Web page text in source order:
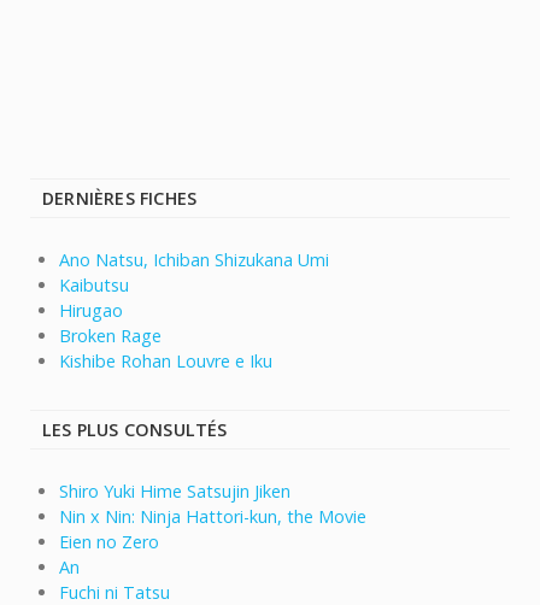
DERNIÈRES FICHES
Ano Natsu, Ichiban Shizukana Umi
Kaibutsu
Hirugao
Broken Rage
Kishibe Rohan Louvre e Iku
LES PLUS CONSULTÉS
Shiro Yuki Hime Satsujin Jiken
Nin x Nin: Ninja Hattori-kun, the Movie
Eien no Zero
An
Fuchi ni Tatsu